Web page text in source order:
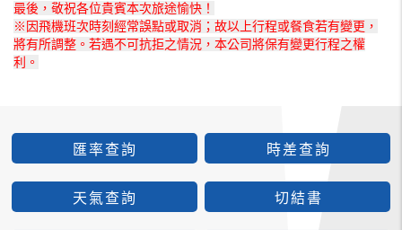
最後，敬祝各位貴賓本次旅途愉快！
※因飛機班次時刻經常誤點或取消；故以上行程或餐食若有變更，
將有所調整。若遇不可抗拒之情況，本公司將保有變更行程之權
利。
匯率查詢 時差查詢
天氣查詢 切結書